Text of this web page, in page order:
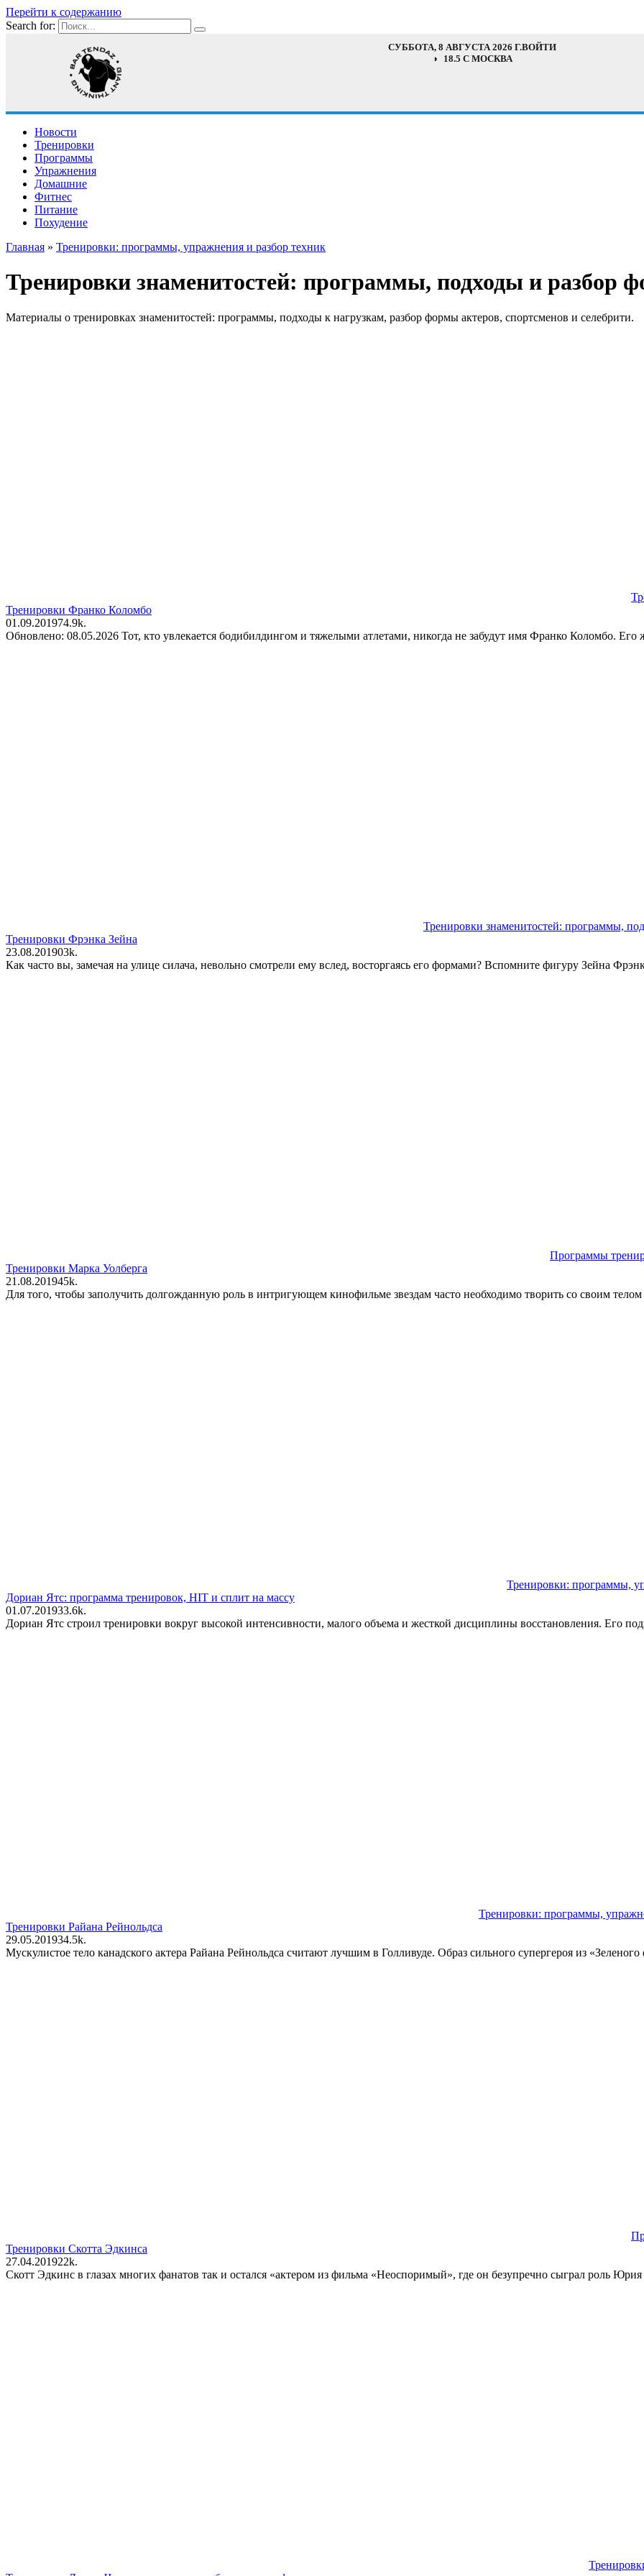
Перейти к содержанию
Search for:
СУББОТА, 8 АВГУСТА 2026 Г.ВОЙТИ
18.5 C МОСКВА
Новости
Тренировки
Программы
Упражнения
Домашние
Фитнес
Питание
Похудение
Главная » Тренировки: программы, упражнения и разбор техник
Тренировки знаменитостей: программы, подходы и разбор
Материалы о тренировках знаменитостей: программы, подходы к нагрузкам, разбор формы актеров, спортсменов и селебрити.
Тренировки Франко Коломбо
01.09.201974.9k.
Обновлено: 08.05.2026 Тот, кто увлекается бодибилдингом и тяжелыми атлетами, никогда не забудут имя Франко Коломбо.
Тренировки знаменитостей: программы,
Тренировки Фрэнка Зейна
23.08.201903k.
Как часто вы, замечая на улице силача, невольно смотрели ему вслед, восторгаясь его формами? Вспомните фигуру Зейна
Программы
Тренировки Марка Уолберга
21.08.201945k.
Для того, чтобы заполучить долгожданную роль в интригующем кинофильме звездам часто необходимо творить со своим телом
Тренировки: программы,
Дориан Ятс: программа тренировок, HIT и сплит на массу
01.07.201933.6k.
Дориан Ятс строил тренировки вокруг высокой интенсивности, малого объема и жесткой дисциплины восстановления. Его
Тренировки: программы,
Тренировки Райана Рейнольдса
29.05.201934.5k.
Мускулистое тело канадского актера Райана Рейнольдса считают лучшим в Голливуде. Образ сильного супергероя из
Тренировки Скотта Эдкинса
27.04.201922k.
Скотт Эдкинс в глазах многих фанатов так и остался «актером из фильма «Неоспоримый», где он безупречно сыграл роль